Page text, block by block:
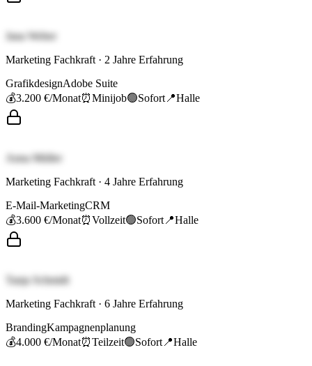
Jana Weber
Marketing Fachkraft · 2 Jahre Erfahrung
GrafikdesignAdobe Suite
💰3.200 €/Monat⏰Minijob🟢Sofort 📍Halle
Anna Müller
Marketing Fachkraft · 4 Jahre Erfahrung
E-Mail-MarketingCRM
💰3.600 €/Monat⏰Vollzeit🟢Sofort 📍Halle
Tanja Schmidt
Marketing Fachkraft · 6 Jahre Erfahrung
BrandingKampagnenplanung
💰4.000 €/Monat⏰Teilzeit🟢Sofort 📍Halle